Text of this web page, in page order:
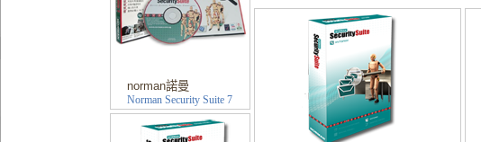
norman諾曼
Norman Security Suite 7